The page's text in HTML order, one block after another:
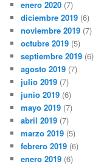
enero 2020 (7)
diciembre 2019 (6)
noviembre 2019 (7)
octubre 2019 (5)
septiembre 2019 (6)
agosto 2019 (7)
julio 2019 (7)
junio 2019 (6)
mayo 2019 (7)
abril 2019 (7)
marzo 2019 (5)
febrero 2019 (6)
enero 2019 (6)